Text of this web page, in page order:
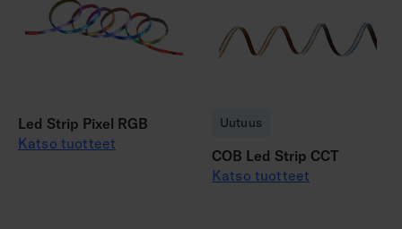
Led Strip Pixel RGB
Katso tuotteet
Uutuus
COB Led Strip CCT
Katso tuotteet